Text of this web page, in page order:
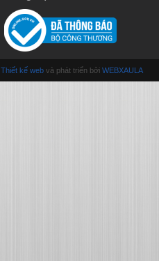
Thiết kế web và phát triển bởi WEBXAULA